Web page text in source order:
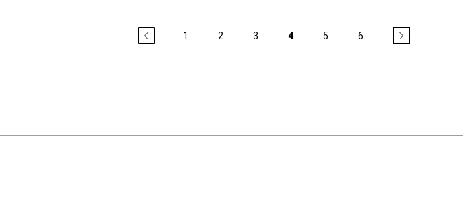
1 2 3 4 5 6